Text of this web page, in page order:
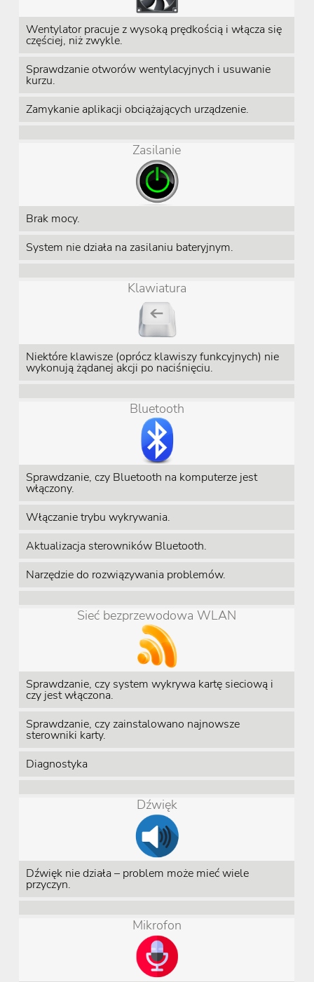
Wentylator pracuje z wysoką prędkością i włącza się
częściej, niż zwykle.
Sprawdzanie otworów wentylacyjnych i usuwanie
kurzu.
Zamykanie aplikacji obciążających urządzenie.
Zasilanie
Brak mocy.
System nie działa na zasilaniu bateryjnym.
Klawiatura
Niektóre klawisze (oprócz klawiszy funkcyjnych) nie
wykonują żądanej akcji po naciśnięciu.
Bluetooth
Sprawdzanie, czy Bluetooth na komputerze jest
włączony.
Włączanie trybu wykrywania.
Aktualizacja sterowników Bluetooth.
Narzędzie do rozwiązywania problemów.
Sieć bezprzewodowa WLAN
Sprawdzanie, czy system wykrywa kartę sieciową i
czy jest włączona.
Sprawdzanie, czy zainstalowano najnowsze
sterowniki karty.
Diagnostyka
Dźwięk
Dźwięk nie działa – problem może mieć wiele
przyczyn.
Mikrofon